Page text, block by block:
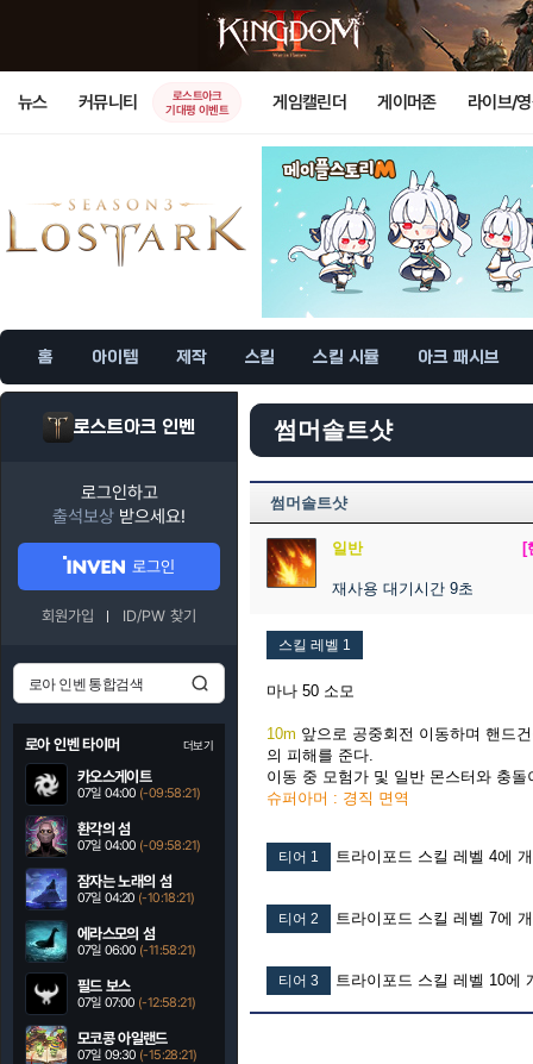
뉴스 커뮤니티
로스트아크
기대평 이벤트
게임캘린더 게이머존 라이브/
홈 아이템 제작 스킬 스킬 시뮬 아크 패시브
로스트아크 인벤
로그인하고
출석보상 받으세요!
로그인
회원가입 ID/PW 찾기
로아 인벤 타이머 더보기
카오스게이트
07일 04:00 (-09:58:20)
환각의 섬
07일 04:00 (-09:58:20)
잠자는 노래의 섬
07일 04:20 (-10:18:20)
에라스모의 섬
07일 06:00 (-11:58:20)
필드 보스
07일 07:00 (-12:58:20)
모코콩 아일랜드
07일 09:30 (-15:28:20)
썸머솔트샷
썸머솔트샷
일반 [
재사용 대기시간 9초
스킬 레벨 1
마나 50 소모
10m 앞으로 공중회전 이동하며 핸드
의 피해를 준다.
이동 중 모험가 및 일반 몬스터와 충돌
슈퍼아머 : 경직 면역
티어 1 트라이포드 스킬 레벨 4에
티어 2 트라이포드 스킬 레벨 7에
티어 3 트라이포드 스킬 레벨 10에